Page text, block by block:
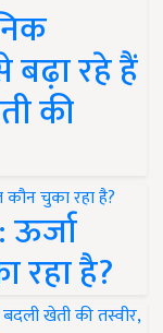
रहे हैं
की
रहा है?